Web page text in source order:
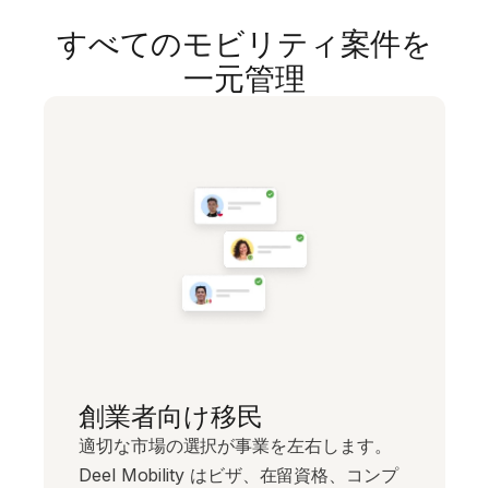
すべてのモビリティ案件を
一元管理
創業者向け移民
適切な市場の選択が事業を左右します。
Deel Mobility はビザ、在留資格、コンプ